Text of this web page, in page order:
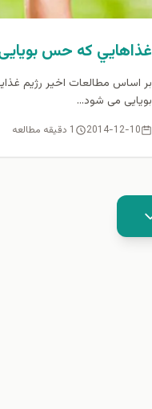
غذاهايي كه حس بویایی
بر اساس مطالعات اخیر رژیم
بویایی می شود...
2014-12-10 1 دقیقه مطالعه